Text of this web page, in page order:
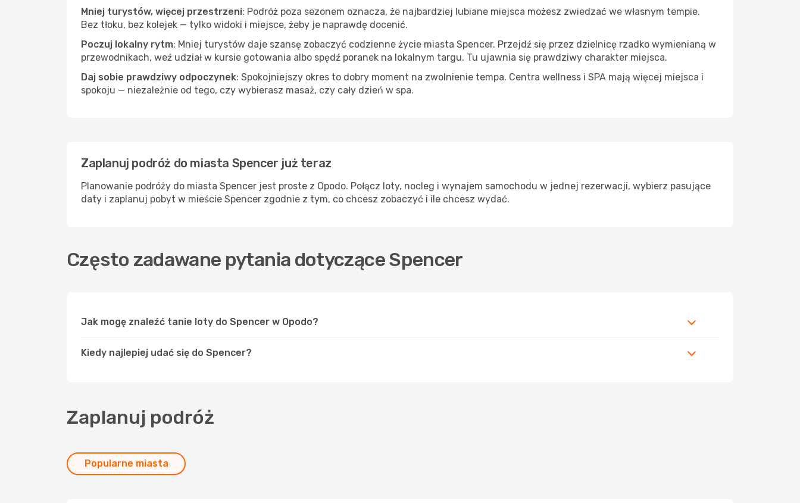
Mniej turystów, więcej przestrzeni: Podróż poza sezonem oznacza, że najbardziej lubiane miejsca możesz zwiedzać we własnym tempie.
Bez tłoku, bez kolejek — tylko widoki i miejsce, żeby je naprawdę docenić.
Poczuj lokalny rytm: Mniej turystów daje szansę zobaczyć codzienne życie miasta Spencer. Przejdź się przez dzielnicę rzadko wymienianą w
przewodnikach, weź udział w kursie gotowania albo spędź poranek na lokalnym targu. Tu ujawnia się prawdziwy charakter miejsca.
Daj sobie prawdziwy odpoczynek: Spokojniejszy okres to dobry moment na zwolnienie tempa. Centra wellness i SPA mają więcej miejsca i
spokoju — niezależnie od tego, czy wybierasz masaż, czy cały dzień w spa.
Zaplanuj podróż do miasta Spencer już teraz
Planowanie podróży do miasta Spencer jest proste z Opodo. Połącz loty, nocleg i wynajem samochodu w jednej rezerwacji, wybierz pasujące
daty i zaplanuj pobyt w mieście Spencer zgodnie z tym, co chcesz zobaczyć i ile chcesz wydać.
Często zadawane pytania dotyczące Spencer
Jak mogę znaleźć tanie loty do Spencer w Opodo?
Kiedy najlepiej udać się do Spencer?
Zaplanuj podróż
Popularne miasta